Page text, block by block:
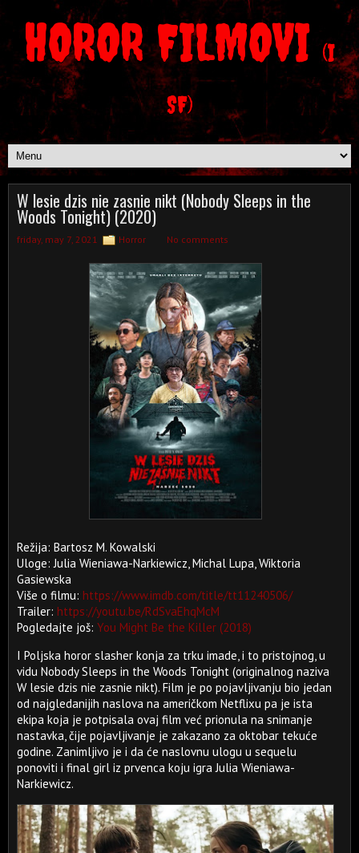
HOROR FILMOVI (I
SF)
W lesie dzis nie zasnie nikt (Nobody Sleeps in the
Woods Tonight) (2020)
friday, may 7, 2021 Horror No comments
Režija: Bartosz M. Kowalski
Uloge: Julia Wieniawa-Narkiewicz, Michal Lupa, Wiktoria
Gasiewska
Više o filmu: https://www.imdb.com/title/tt11240506/
Trailer: https://youtu.be/RdSvaEhqMcM
Pogledajte još: You Might Be the Killer (2018)
I Poljska horor slasher konja za trku imade, i to pristojnog, u
vidu Nobody Sleeps in the Woods Tonight (originalnog naziva
W lesie dzis nie zasnie nikt). Film je po pojavljivanju bio jedan
od najgledanijih naslova na američkom Netflixu pa je ista
ekipa koja je potpisala ovaj film već prionula na snimanje
nastavka, čije pojavljivanje je zakazano za oktobar tekuće
godine. Zanimljivo je i da će naslovnu ulogu u sequelu
ponoviti i final girl iz prvenca koju igra Julia Wieniawa-
Narkiewicz.